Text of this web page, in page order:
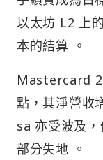
以太坊 L2 上
本的結算 。
Mastercard
點，其淨營收
sa 亦受波及
部分失地 。